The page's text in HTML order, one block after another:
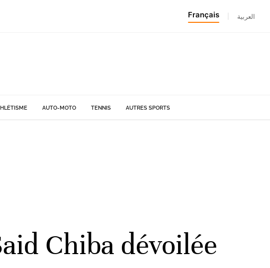
Français العربية
AUTO-MOTO TENNIS AUTRES SPORTS
Chiba dévoilée